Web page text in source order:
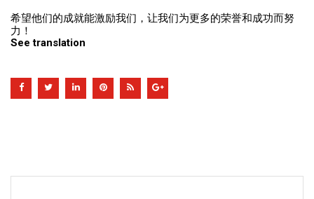
希望他们的成就能激励我们，让我们为更多的荣誉和成功而努
力！
See translation